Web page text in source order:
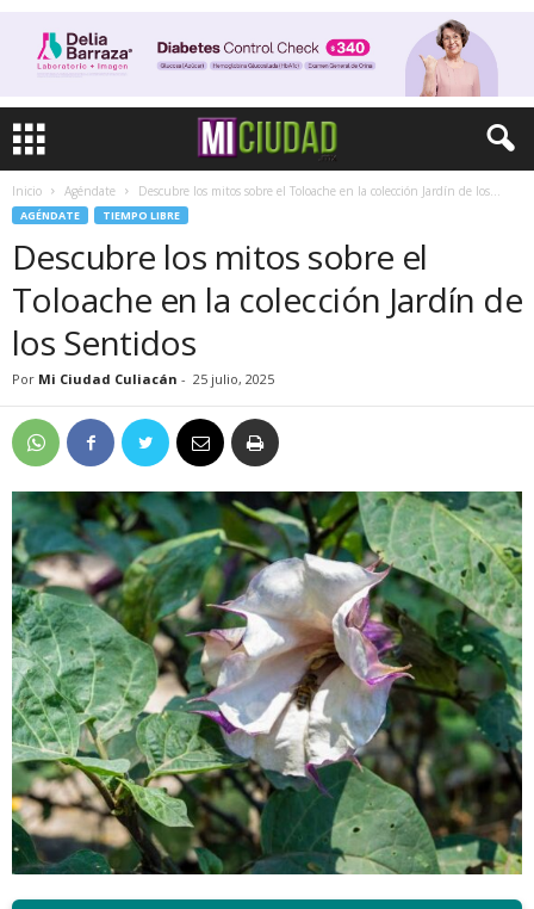
Inicio Agéndate Descubre los mitos sobre el Toloache en la colección Jardín de los...
AGÉNDATE TIEMPO LIBRE
Descubre los mitos sobre el
Toloache en la colección Jardín de
los Sentidos
Por Mi Ciudad Culiacán - 25 julio, 2025